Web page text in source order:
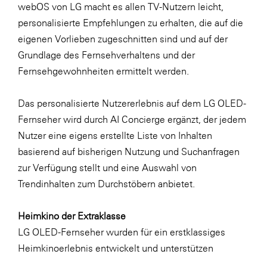
webOS von LG macht es allen TV-Nutzern leicht,
personalisierte Empfehlungen zu erhalten, die auf die
eigenen Vorlieben zugeschnitten sind und auf der
Grundlage des Fernsehverhaltens und der
Fernsehgewohnheiten ermittelt werden.
Das personalisierte Nutzererlebnis auf dem LG OLED-
Fernseher wird durch AI Concierge ergänzt, der jedem
Nutzer eine eigens erstellte Liste von Inhalten
basierend auf bisherigen Nutzung und Suchanfragen
zur Verfügung stellt und eine Auswahl von
Trendinhalten zum Durchstöbern anbietet.
Heimkino der Extraklasse
LG OLED-Fernseher wurden für ein erstklassiges
Heimkinoerlebnis entwickelt und unterstützen